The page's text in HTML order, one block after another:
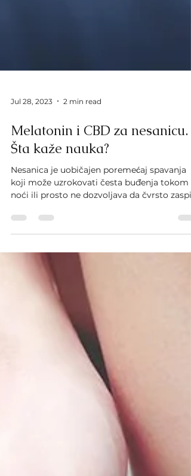
Jul 28, 2023 2 min read
Melatonin i CBD za nesanicu.
Šta kaže nauka?
Nesanica je uobičajen poremećaj spavanja
koji može uzrokovati česta buđenja tokom
Pored...